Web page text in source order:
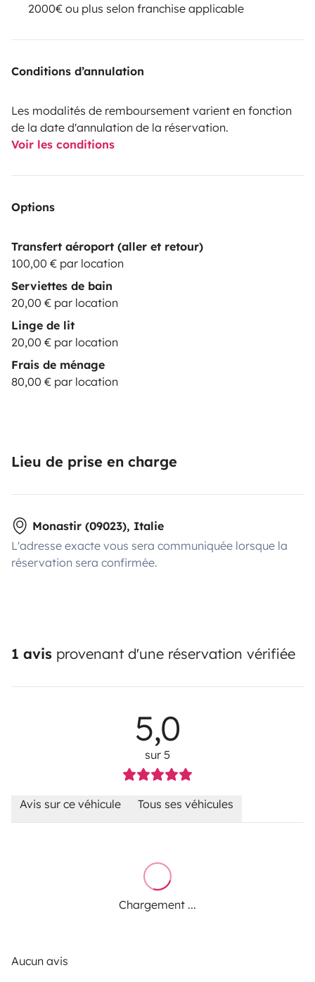
2000€ ou plus selon franchise applicable
Conditions d’annulation
Les modalités de remboursement varient en fonction
de la date d'annulation de la réservation.
Voir les conditions
Options
Transfert aéroport (aller et retour)
100,00 € par location
Serviettes de bain
20,00 € par location
Linge de lit
20,00 € par location
Frais de ménage
80,00 € par location
Lieu de prise en charge
Monastir (09023), Italie
L'adresse exacte vous sera communiquée lorsque la
réservation sera confirmée.
1 avis provenant d'une réservation vérifiée
5,0
sur 5
Avis sur ce véhicule Tous ses véhicules
Chargement ...
Aucun avis